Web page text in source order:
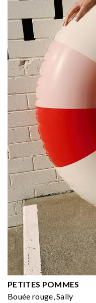
PETITES POMMES
Bouée rouge, Sally